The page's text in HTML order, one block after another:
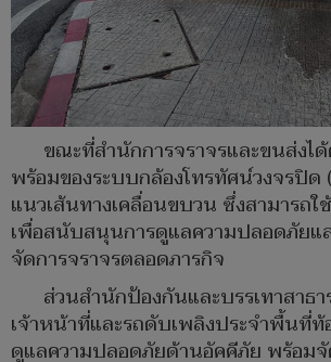
ขณะที่สำนักการจราจรและขนส่งไ
พร้อมของระบบกล้องโทรทัศน์วงจรปิด
แนวเส้นทางเคลื่อนขบวน ซึ่งสามารถ
เพื่อสนับสนุนการดูแลความปลอดภัยแ
จัดการจราจรตลอดภารกิจ
ส่วนสำนักป้องกันและบรรเทาสาธ
เจ้าหน้าที่และรถดับเพลิงประจำพื้นที่
ดูแลความปลอดภัยด้านอัคคีภัย พร้อม